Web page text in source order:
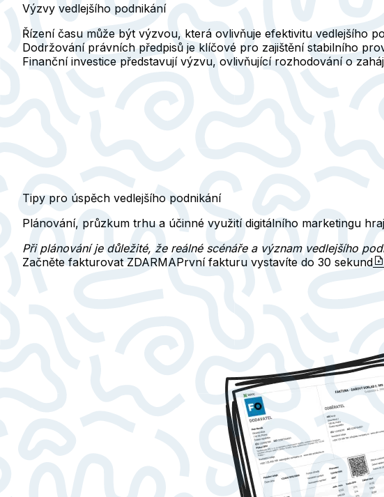
Výzvy vedlejšího podnikání
Řízení času může být výzvou, která ovlivňuje efektivitu vedlejšího
Dodržování právních předpisů je klíčové pro zajištění stabilního
Finanční investice představují výzvu, ovlivňující rozhodování o
Tipy pro úspěch vedlejšího podnikání
Plánování, průzkum trhu a účinné využití digitálního marketingu
Při plánování je důležité, že reálné scénáře a význam vedlejšího
Začněte fakturovat ZDARMAPrvní fakturu vystavíte do 30 sekund